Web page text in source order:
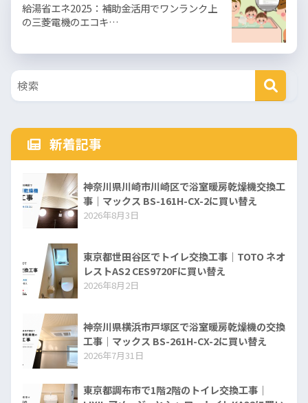
給湯省エネ2025：補助金活用でワンランク上
の三菱電機のエコキ…
新着記事
神奈川県川崎市川崎区で浴室暖房乾燥機交換工
事｜マックス BS-161H-CX-2に買い替え
2026年8月3日
東京都世田谷区でトイレ交換工事｜TOTO ネオ
レストAS2 CES9720Fに買い替え
2026年8月2日
神奈川県横浜市戸塚区で浴室暖房乾燥機の交換
工事｜マックス BS-261H-CX-2に買い替え
2026年7月31日
東京都調布市で1階2階のトイレ交換工事｜